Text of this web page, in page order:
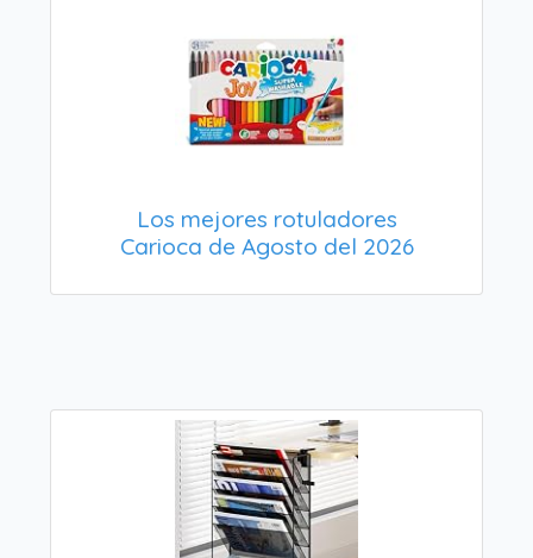
Los mejores rotuladores
Carioca de Agosto del 2026